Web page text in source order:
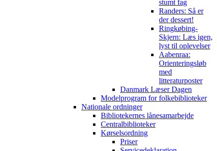
stumt fag
Randers: Så er
der dessert!
Ringkøbing-
Skjern: Læs igen,
lyst til oplevelser
Aabenraa:
Orienteringsløb
med
litteraturposter
Danmark Læser Dagen
Modelprogram for folkebiblioteker
Nationale ordninger
Bibliotekernes lånesamarbejde
Centralbiblioteker
Kørselsordning
Priser